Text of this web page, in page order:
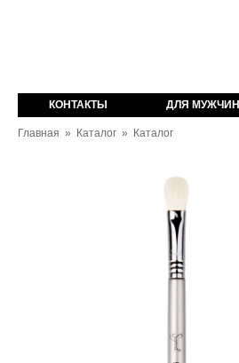
КОНТАКТЫ ДЛЯ МУЖЧИН
Главная » Каталог » Каталог